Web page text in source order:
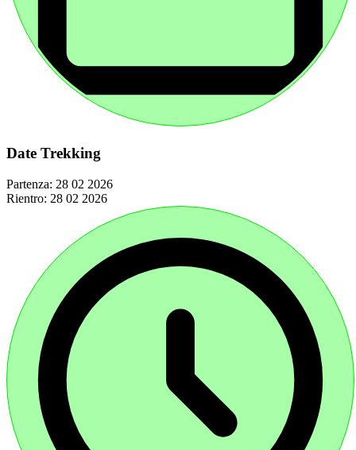
Date Trekking
Partenza: 28 02 2026
Rientro: 28 02 2026